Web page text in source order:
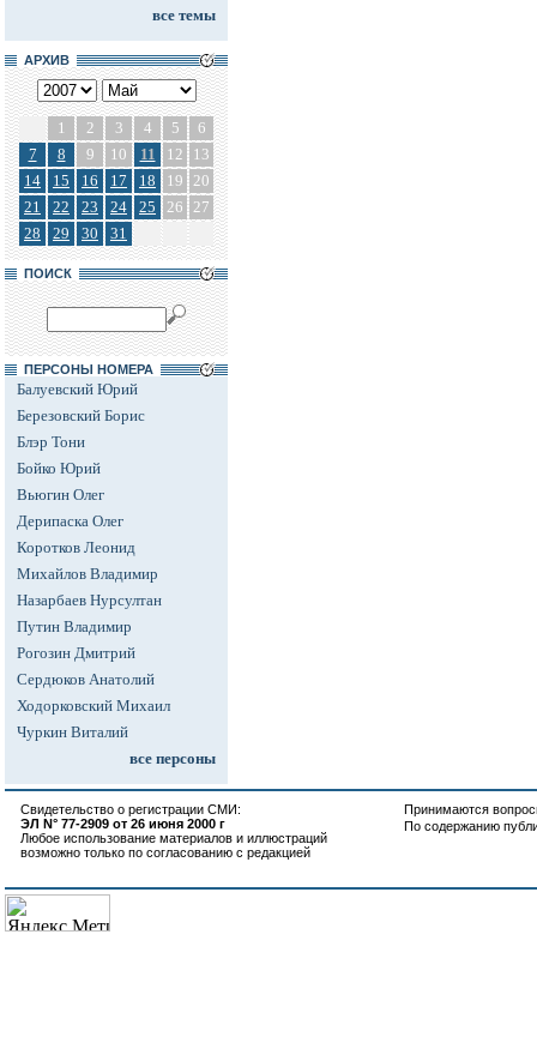
все темы
АРХИВ
1 2 3 4 5
6
7
8 9 10 11 12
13
14
15 16 17 18 19 20
21
22 23 24 25 26 27
28
29 30 31
ПОИСК
ПЕРСОНЫ НОМЕРА
Балуевский Юрий
Березовский Борис
Блэр Тони
Бойко Юрий
Вьюгин Олег
Дерипаска Олег
Коротков Леонид
Михайлов Владимир
Назарбаев Нурсултан
Путин Владимир
Рогозин Дмитрий
Сердюков Анатолий
Ходорковский Михаил
Чуркин Виталий
все персоны
Свидетельство о регистрации СМИ:
ЭЛ N° 77-2909 от 26 июня 2000 г
Любое использование материалов и иллюстраций
возможно только по согласованию с редакцией
Принимаются
По содержанию